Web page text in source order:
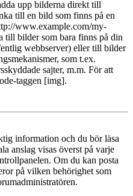
upp bilderna direkt till
till en bild som finns på en
www.example.com/my-
till bilder som bara finns på din
webbserver) eller till bilder
som t.ex.
sajter, m.m. För att
taggen [img].
information och du bör läsa
anslag visas överst på varje
Om du kan posta
på vilken behörighet som